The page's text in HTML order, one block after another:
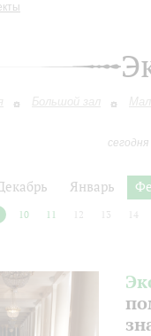
Большой зал
Январь
10 11 12 13 14